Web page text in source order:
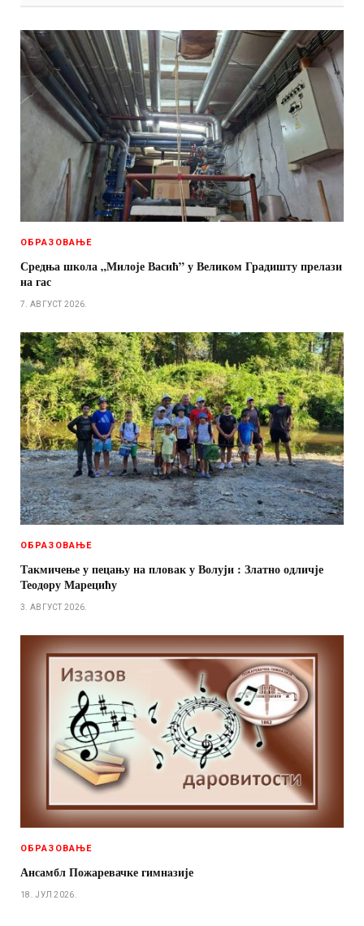
ОБРАЗОВАЊЕ
Средња школа „Милоје Васић” у Великом Градишту прелази
на гас
7. АВГУСТ 2026.
ОБРАЗОВАЊЕ
Такмичење у пецању на пловак у Волуји : Златно одличје
Теодору Марецићу
3. АВГУСТ 2026.
ОБРАЗОВАЊЕ
Ансамбл Пожаревачке гимнaзије
18. ЈУЛ 2026.